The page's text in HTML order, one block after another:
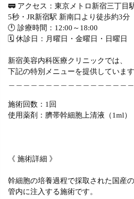
🚃 アクセス：東京メトロ新宿三丁目
5秒・JR新宿駅 新南口より徒歩約3分
🕛 診療時間：12:00～18:00
🗓 休診日：月曜日・金曜日・日曜日
新宿美容内科医療クリニックでは、
下記の特別メニューを提供しています
施術回数：1回
使用薬剤：臍帯幹細胞上清液（1ml）
《 施術詳細 》
幹細胞の培養過程で採取された国産
管内に注入する施術です。